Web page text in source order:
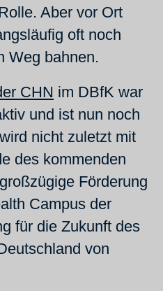
Aber vor Ort
oft noch
Weg bahnen.
CHN im DBfK war
und ist nun noch
nicht zuletzt mit
des kommenden
Förderung
Campus der
für die Zukunft des
von